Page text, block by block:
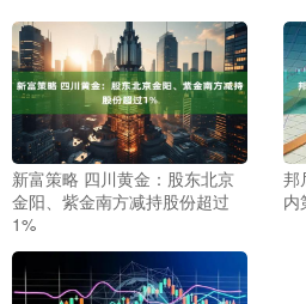
新富策略 四川黄金：股东北京
金阳、紫金南方减持股份超过
1%
邦
内